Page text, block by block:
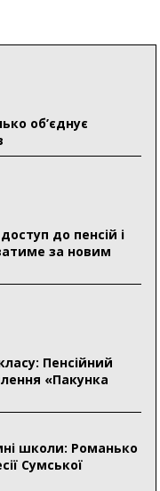
об’єднує
до пенсій і
за новим
Пенсійний
«Пакунка
школи: Романько
Сумської